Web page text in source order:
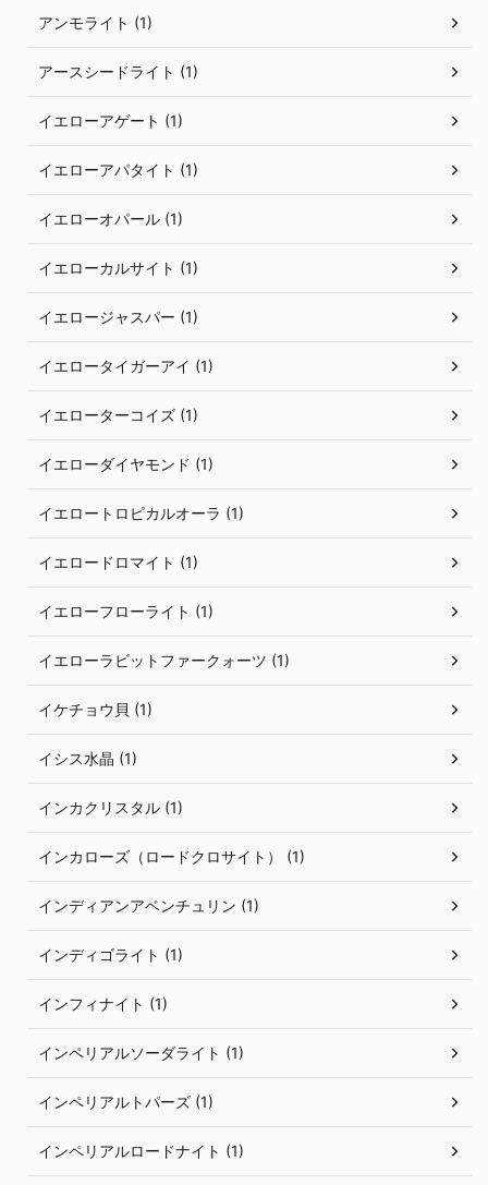
アンモライト (1)
アースシードライト (1)
イエローアゲート (1)
イエローアパタイト (1)
イエローオパール (1)
イエローカルサイト (1)
イエロージャスパー (1)
イエロータイガーアイ (1)
イエローターコイズ (1)
イエローダイヤモンド (1)
イエロートロピカルオーラ (1)
イエロードロマイト (1)
イエローフローライト (1)
イエローラビットファークォーツ (1)
イケチョウ貝 (1)
イシス水晶 (1)
インカクリスタル (1)
インカローズ（ロードクロサイト） (1)
インディアンアベンチュリン (1)
インディゴライト (1)
インフィナイト (1)
インペリアルソーダライト (1)
インペリアルトパーズ (1)
インペリアルロードナイト (1)